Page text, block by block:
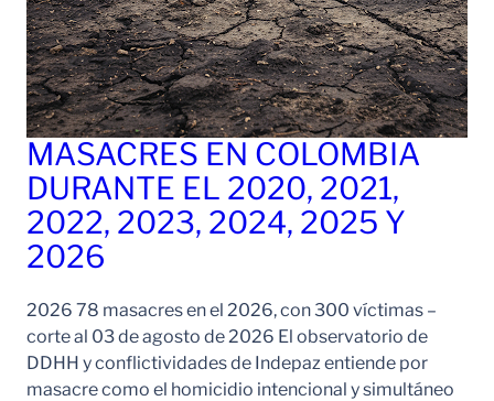
MASACRES EN COLOMBIA
DURANTE EL 2020, 2021,
2022, 2023, 2024, 2025 Y
2026
2026 78 masacres en el 2026, con 300 víctimas –
corte al 03 de agosto de 2026 El observatorio de
DDHH y conflictividades de Indepaz entiende por
masacre como el homicidio intencional y simultáneo